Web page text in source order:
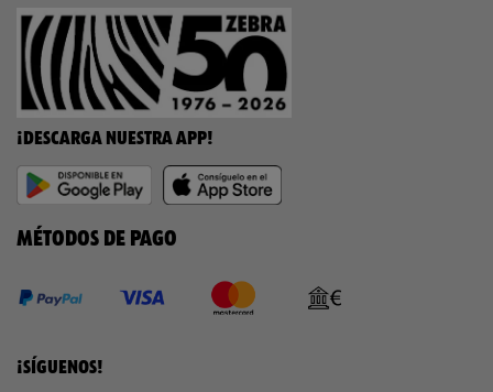
¡DESCARGA NUESTRA APP!
MÉTODOS DE PAGO
¡SÍGUENOS!